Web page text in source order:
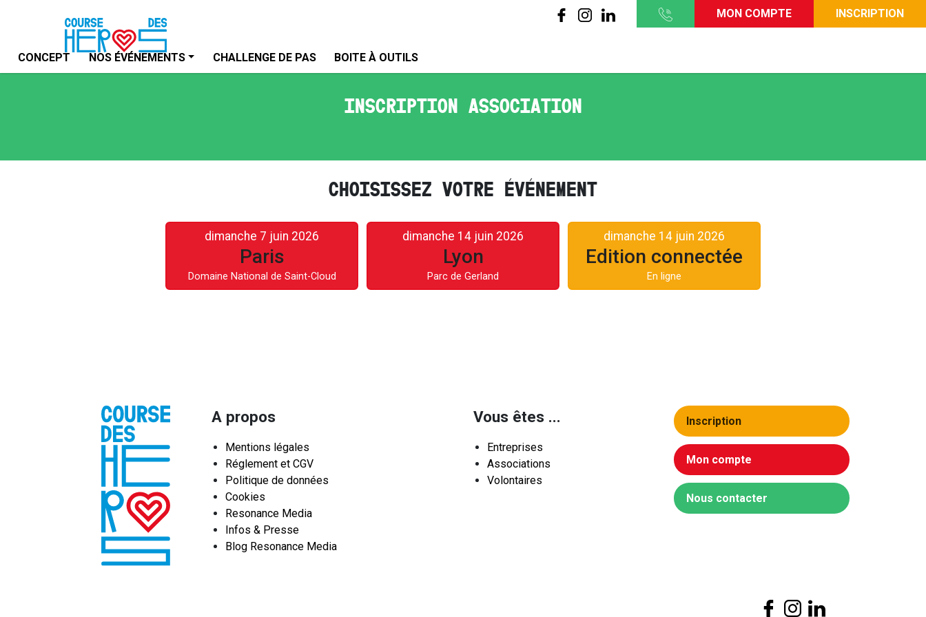
MON COMPTE INSCRIPTION
CONCEPT NOS ÉVÉNEMENTS CHALLENGE DE PAS BOITE À OUTILS
INSCRIPTION ASSOCIATION
CHOISISSEZ VOTRE ÉVÉNEMENT
dimanche 7 juin 2026
Paris
Domaine National de Saint-Cloud
dimanche 14 juin 2026
Lyon
Parc de Gerland
dimanche 14 juin 2026
Edition connectée
En ligne
A propos
Mentions légales
Réglement et CGV
Politique de données
Cookies
Resonance Media
Infos & Presse
Blog Resonance Media
Vous êtes ...
Entreprises
Associations
Volontaires
Inscription
Mon compte
Nous contacter